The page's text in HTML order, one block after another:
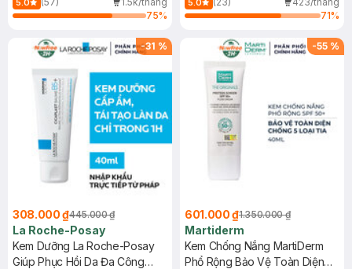
5.0
75%
5.0
71%
-31 %
308.000 ₫445.000 ₫
La Roche-Posay
Kem Dưỡng La Roche-Posay
Giúp Phục Hồi Da Đa Công
-55 %
601.000 ₫1.350.000 ₫
Martiderm
Kem Chống Nắng MartiDerm
Phổ Rộng Bảo Vệ Toàn Diện